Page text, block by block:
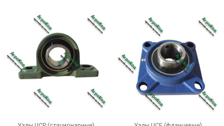
товар
несколько
вариаций.
выбрать
на
на